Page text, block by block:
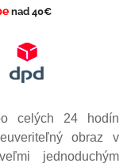
nad 40€
celých 24 hodín
obraz v
jednoduchým